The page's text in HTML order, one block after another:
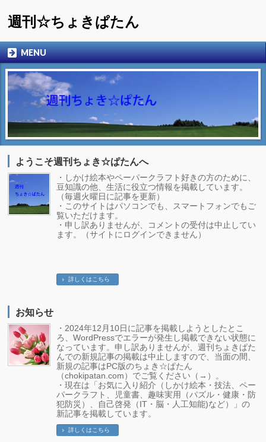
週刊☆ちょきぱたん
MENU
ようこそ週刊ちょき☆ぱたんへ
・しかけ絵本やペーパークラフト好きの方のために、
豆知識の他、生活に役立つ情報を掲載しています。
（毎週火曜日に記事を更新）
・このサイトはパソコンでも、スマートフォンでもご
覧いただけます。
・申し訳ありませんが、コメントの受付は中止してい
ます。（サイトにログインできません）
詳しくはこちら
お知らせ
・2024年12月10日に記事を掲載しようとしたとこ
ろ、WordPressでエラーが発生し掲載できない状態に
なっています。申し訳ありませんが、週刊ちょきぱた
んでの新規記事の掲載は中止しますので、当面の間、
新規の記事はPC版のちょき☆ぱたん
（chokipatan.com）でご覧ください（→）。
・現在は「お気に入り紹介（しかけ絵本・技法、ペー
パークラフト、児童書、趣味実用（パズル・健康・防
犯防災）、自己啓発（IT・脳・人工知能)など）」の
新記事を掲載しています。
詳しくはこちら